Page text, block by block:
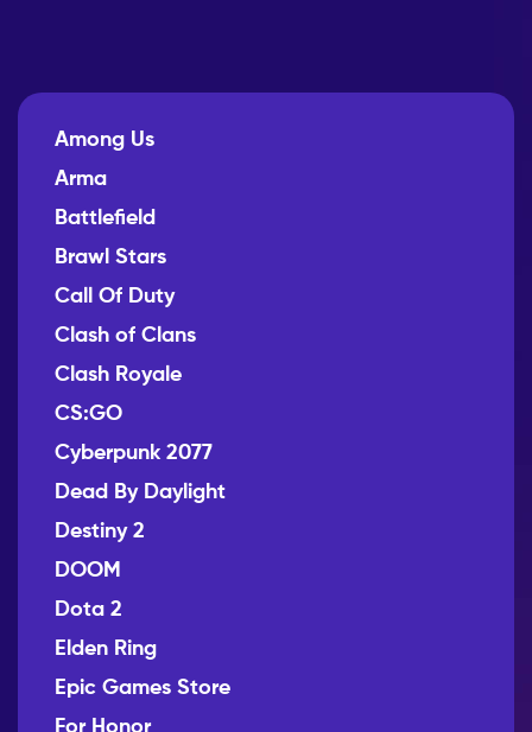
Among Us
Arma
Battlefield
Brawl Stars
Call Of Duty
Clash of Clans
Clash Royale
CS:GO
Cyberpunk 2077
Dead By Daylight
Destiny 2
DOOM
Dota 2
Elden Ring
Epic Games Store
For Honor